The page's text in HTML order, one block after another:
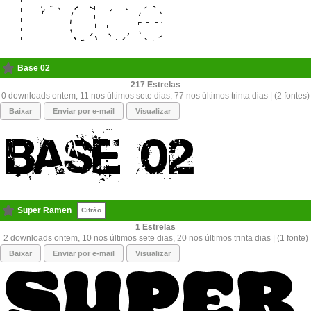
Base 02
217
0 downloads ontem, 11 nos últimos sete dias, 77 nos últimos trinta dias | (2 fontes)
Baixar Enviar por e-mail Visualizar
Super Ramen Cifrão
1
2 downloads ontem, 10 nos últimos sete dias, 20 nos últimos trinta dias | (1 fonte)
Baixar Enviar por e-mail Visualizar